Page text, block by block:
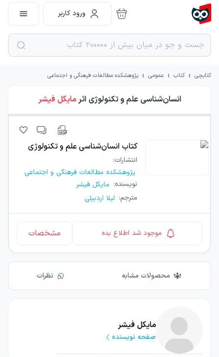
ورود کاربر
کتابچی › کتاب › عمومی › پژوهشکده مطالعات فرهنگی و اجتماعی
انسان‌شناسی علم و تکنولوژی اثرمایکل فیشر
کتاب انسان‌شناسی علم و تکنولوژی
انتشارات:
پژوهشکده مطالعات فرهنگی و اجتماعی
نویسنده: مایکل فیشر
مترجم: لیلا اردبیلی
موجود شد اطلاع بده مشخصات
محصولات مشابه نظرات
مایکل فیشر
صفحه نویسنده